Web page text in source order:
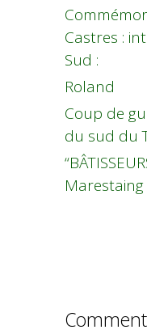
Castres :
Sud :
Roland
Coup de
du sud du
Marestaing